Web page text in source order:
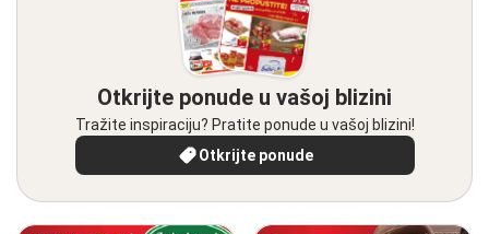
Otkrijte ponude u vašoj blizini
Tražite inspiraciju? Pratite ponude u vašoj blizini!
Otkrijte ponude